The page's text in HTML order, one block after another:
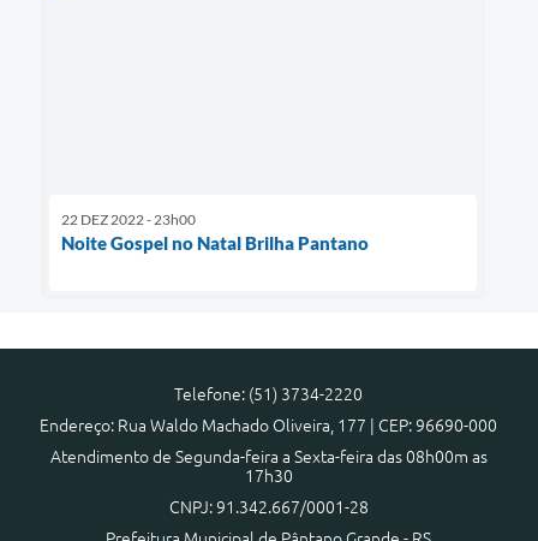
22 DEZ 2022 - 23h00
Noite Gospel no Natal Brilha Pantano
Telefone: (51) 3734-2220
Endereço: Rua Waldo Machado Oliveira, 177 | CEP: 96690-000
Atendimento de Segunda-feira a Sexta-feira das 08h00m as
17h30
CNPJ: 91.342.667/0001-28